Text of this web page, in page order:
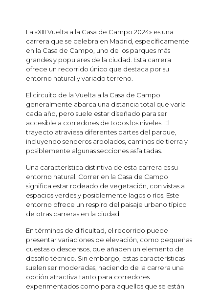
La «XIII Vuelta a la Casa de Campo 2024» es una
carrera que se celebra en Madrid, específicamente
en la Casa de Campo, uno de los parques más
grandes y populares de la ciudad. Esta carrera
ofrece un recorrido único que destaca por su
entorno natural y variado terreno.
El circuito de la Vuelta a la Casa de Campo
generalmente abarca una distancia total que varía
cada año, pero suele estar diseñado para ser
accesible a corredores de todos los niveles. El
trayecto atraviesa diferentes partes del parque,
incluyendo senderos arbolados, caminos de tierra y
posiblemente algunas secciones asfaltadas.
Una característica distintiva de esta carrera es su
entorno natural. Correr en la Casa de Campo
significa estar rodeado de vegetación, con vistas a
espacios verdes y posiblemente lagos o ríos. Este
entorno ofrece un respiro del paisaje urbano típico
de otras carreras en la ciudad.
En términos de dificultad, el recorrido puede
presentar variaciones de elevación, como pequeñas
cuestas o descensos, que añaden un elemento de
desafío técnico. Sin embargo, estas características
suelen ser moderadas, haciendo de la carrera una
opción atractiva tanto para corredores
experimentados como para aquellos que se están